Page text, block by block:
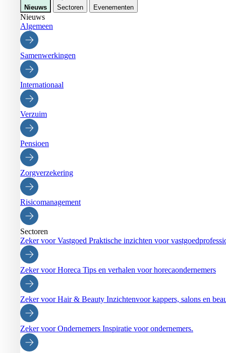
Nieuws Sectoren Evenementen
Nieuws
Algemeen
Samenwerkingen
Internationaal
Verzuim
Pensioen
Zorgverzekering
Risicomanagement
Sectoren
Zeker voor Vastgoed Praktische inzichten voor
Zeker voor Horeca Tips en verhalen voor horecaondernemers
Zeker voor Hair & Beauty Inzichtenvoor kappers, salons en
Zeker voor Ondernemers Inspiratie voor ondernemers.